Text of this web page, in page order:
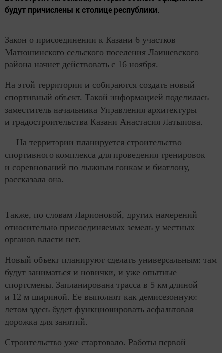
будут причислены к столице республики.
Закон о присоединении к Казани 6 участков
Матюшинского сельского поселения Лаишевского
района начнет действовать с 16 ноября.
На этой территории и собираются создать новый
спортивный объект. Такой информацией поделилась
заместитель начальника Управления архитектуры
и градостроительства Казани Анастасия Латыпова.
— На территории планируется строительство
спортивного комплекса для проведения тренировок
и соревнований по лыжным гонкам и биатлону, —
рассказала она.
Также, по словам Ларионовой, других намерений
относительно присоединяемых земель у местных
органов власти нет.
Новый объект планируют сделать универсальным: там
будут заниматься и новички, и уже опытные
спортсмены. Запланирована трасса в 5 км длиной
и 12 м шириной. Ее выполнят как демисезонную:
летом здесь будет функционировать асфальтовая
дорожка для занятий.
Строительство уже стартовало. Работы первой